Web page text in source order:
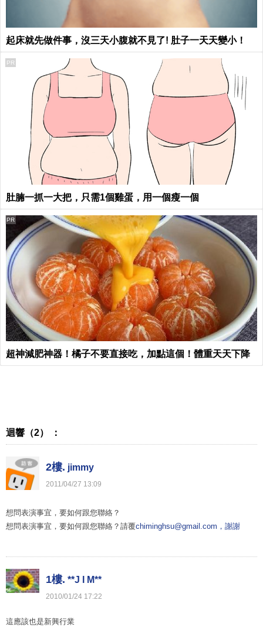
起床就先做件事，沒三天小腹就不見了! 肚子一天天變小！
肚腩一抓一大把，只需1個雞蛋，用一個瘦一個
PR
超神減肥神器！橘子不要直接吃，加點這個！體重天天下降
PR
迴響（2） ：
2樓. jimmy
2011 /04/27 13:09
想問表演事宜，要如何跟您聯絡？
想問表演事宜，要如何跟您聯絡？請覆chiminghsu@gmail.com，謝謝
1樓. **J I M**
2010/01 /24 17:22
這應該也是新興行業